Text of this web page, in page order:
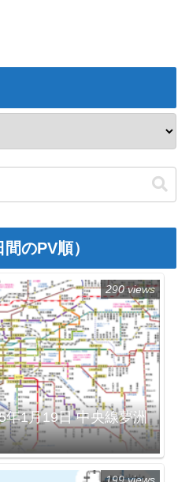
のPV順）
年1月19日 中央線夢洲
290 views
199 views